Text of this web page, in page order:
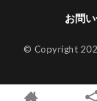
お問
© Copyright